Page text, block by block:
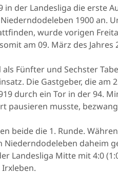
in der Landesliga die erste
1900 an.
wurde vorigen
am 09. März des
als Fünfter und Sechster
Die Gastgeber, die am
durch ein Tor in der 94.
pausieren musste,
beide die 1. Runde.
daheim
Landesliga Mitte mit 4:0